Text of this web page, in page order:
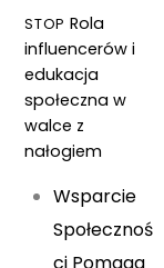
STOP Rola
influencerów i
edukacja
społeczna w
walce z
nałogiem
Wsparcie
Społecznoś